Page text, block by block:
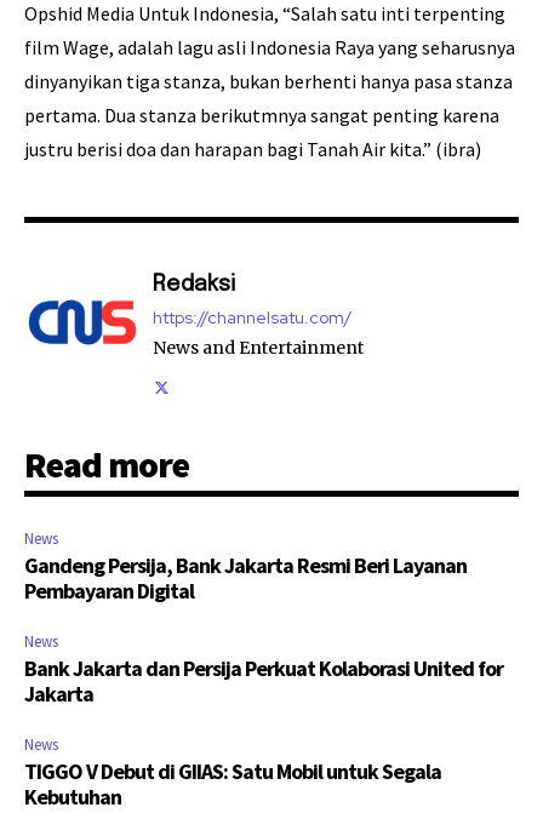
Opshid Media Untuk Indonesia, “Salah satu inti terpenting
film Wage, adalah lagu asli Indonesia Raya yang seharusnya
dinyanyikan tiga stanza, bukan berhenti hanya pasa stanza
pertama. Dua stanza berikutmnya sangat penting karena
justru berisi doa dan harapan bagi Tanah Air kita.” (ibra)
Redaksi
https://channelsatu.com/
News and Entertainment
Read more
News
Gandeng Persija, Bank Jakarta Resmi Beri Layanan
Pembayaran Digital
News
Bank Jakarta dan Persija Perkuat Kolaborasi United for
Jakarta
News
TIGGO V Debut di GIIAS: Satu Mobil untuk Segala
Kebutuhan